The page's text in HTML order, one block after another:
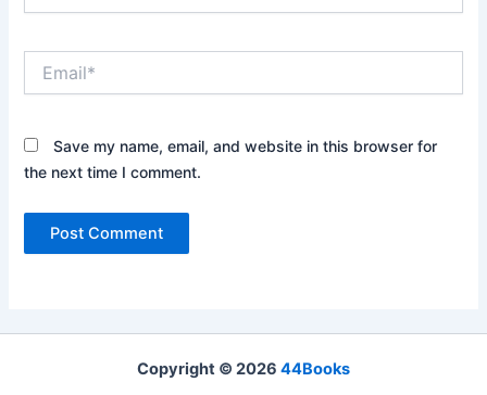
Save my name, email, and website in this browser for
the next time I comment.
Copyright © 2026 44Books